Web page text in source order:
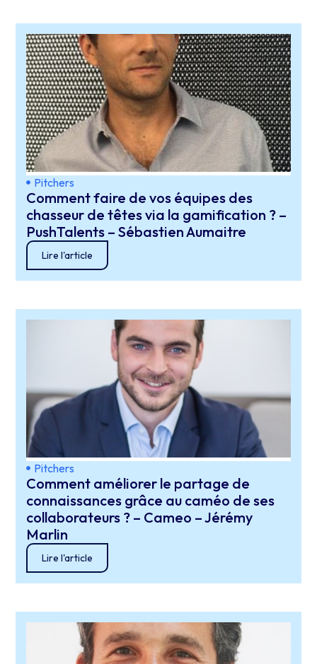
Pitchers
Comment faire de vos équipes des
chasseur de têtes via la gamification ? –
PushTalents – Sébastien Aumaitre
Lire l'article
Pitchers
Comment améliorer le partage de
connaissances grâce au caméo de ses
collaborateurs ? – Cameo – Jérémy
Marlin
Lire l'article